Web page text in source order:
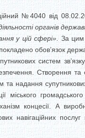
№4040 від
органів
у цій сфері» . За
обов’язок
систем
Створення та
та надання
концесії. А
навігаційних